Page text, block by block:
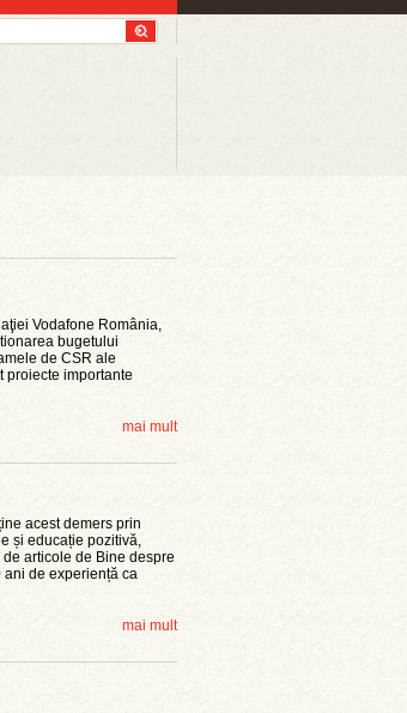
Vodafone România,
bugetului
de CSR ale
proiecte importante
mai mult
acest demers prin
și educație pozitivă,
articole de Bine despre
de experiență ca
mai mult